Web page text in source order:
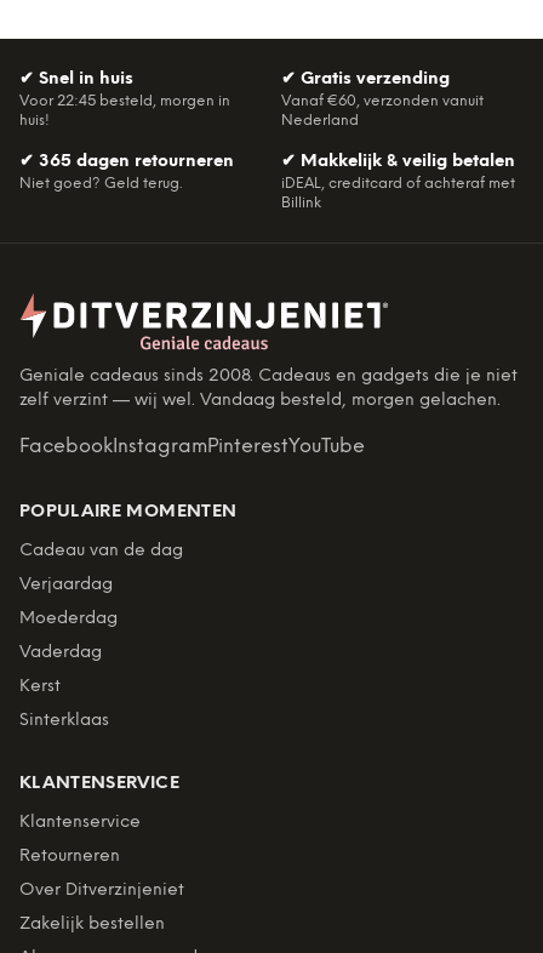
✔ Snel in huis
Voor 22:45 besteld, morgen in
huis!
✔ Gratis verzending
Vanaf €60, verzonden vanuit
Nederland
✔ 365 dagen retourneren
Niet goed? Geld terug.
✔ Makkelijk & veilig betalen
iDEAL, creditcard of achteraf met
Billink
Geniale cadeaus sinds 2008. Cadeaus en gadgets die je niet
zelf verzint — wij wel. Vandaag besteld, morgen gelachen.
Facebook InstagramPinterestYouTube
POPULAIRE MOMENTEN
Cadeau van de dag
Verjaardag
Moederdag
Vaderdag
Kerst
Sinterklaas
KLANTENSERVICE
Klantenservice
Retourneren
Over Ditverzinjeniet
Zakelijk bestellen